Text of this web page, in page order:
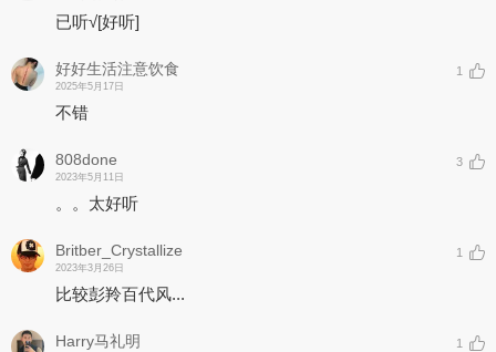
已听√[好听]
好好生活注意饮食
2025年5月17日
1
不错
808done
2023年5月11日
3
。。太好听
Britber_Crystallize
2023年3月26日
1
比较彭羚百代风...
Harry马礼明 1